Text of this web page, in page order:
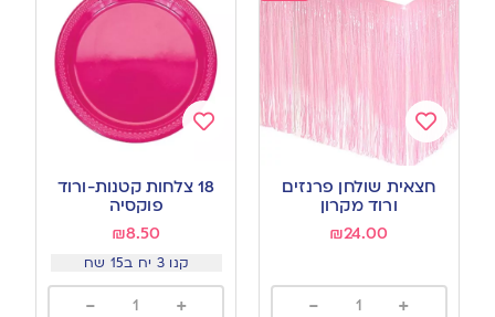
Add
to
wishlist
חצאית שולחן פרנזים
ורוד מקרון
₪24.00
+
-
to
wishlist
18 צלחות קטנות-ורוד
פוקסיה
₪8.50
קנו 3 יח ב15 שח
+
-